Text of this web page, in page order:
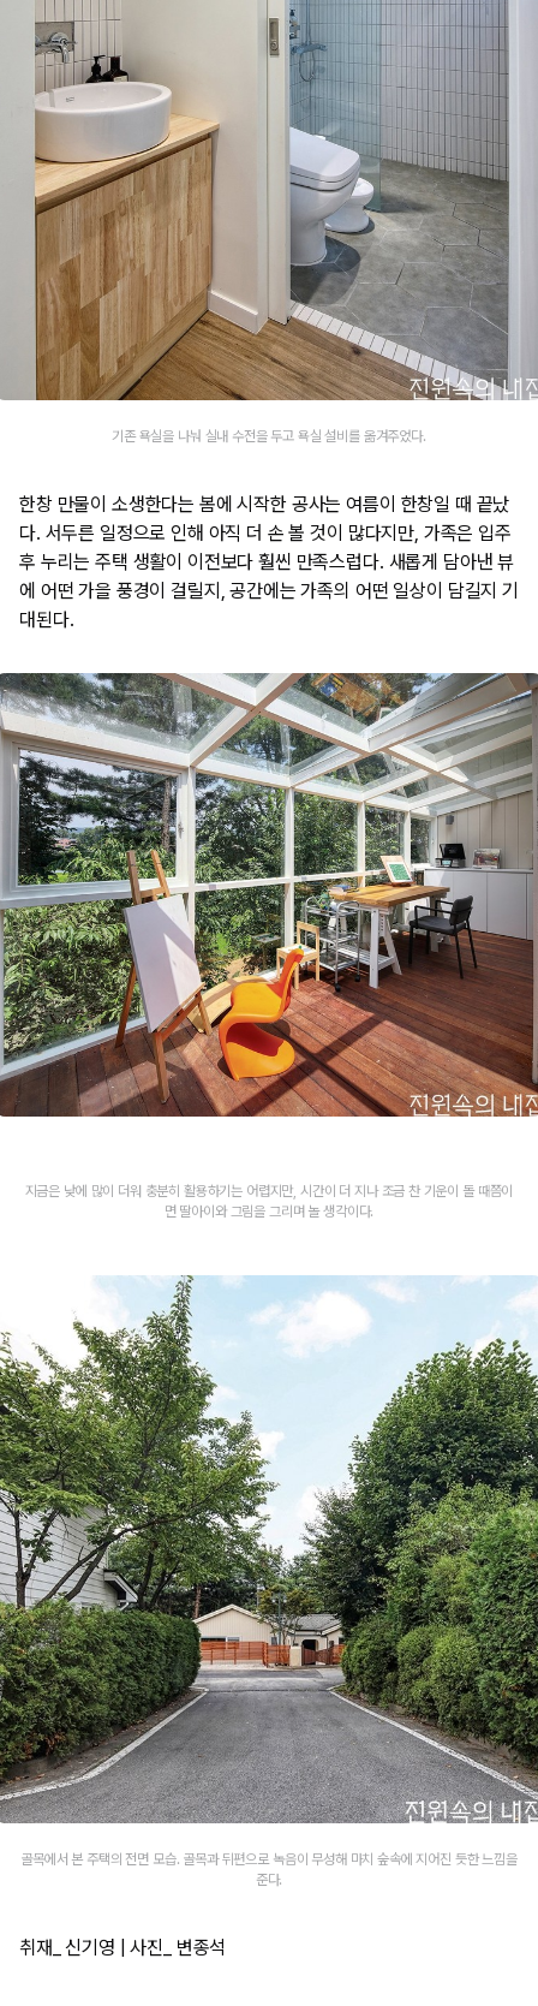
기존 욕실을 나눠 실내 수전을 두고 욕실 설비를 옮겨주었다.
한창 만물이 소생한다는 봄에 시작한 공사는 여름이 한창일 때 끝났
다. 서두른 일정으로 인해 아직 더 손 볼 것이 많다지만, 가족은 입주
후 누리는 주택 생활이 이전보다 훨씬 만족스럽다. 새롭게 담아낸 뷰
에 어떤 가을 풍경이 걸릴지, 공간에는 가족의 어떤 일상이 담길지 기
대된다.
지금은 낮에 많이 더워 충분히 활용하기는 어렵지만, 시간이 더 지나 조금 찬 기운이 돌 때쯤이
면 딸아이와 그림을 그리며 놀 생각이다.
골목에서 본 주택의 전면 모습. 골목과 뒤편으로 녹음이 무성해 마치 숲속에 지어진 듯한 느낌을
준다.
취재_ 신기영 | 사진_ 변종석